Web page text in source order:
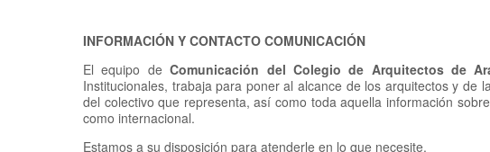
INFORMACIÓN Y CONTACTO COMUNICACIÓN
El equipo deComunicación del Colegio de Arquitectos de
Institucionales, trabaja para poner al alcance de los arquitectos y de
del colectivo que representa, así como toda aquella información
como internacional.
Estamos a su disposición para atenderle en lo que necesite.